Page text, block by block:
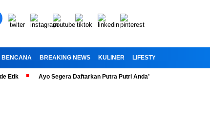
BENCANA BREAKING NEWS KULINER LIFESTYLE
Ayo Segera Daftarkan Putra Putri Anda” Telah Dibuka Penerimaan